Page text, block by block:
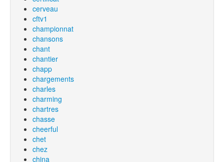
cerveau
cftv1
championnat
chansons
chant
chantier
chapp
chargements
charles
charming
chartres
chasse
cheerful
chet
chez
china